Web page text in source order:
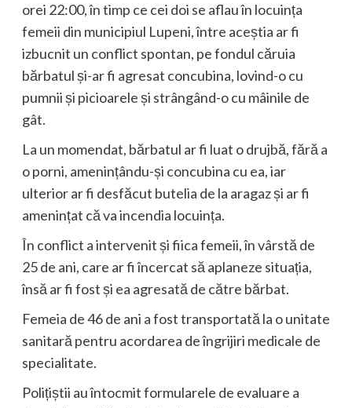
orei 22:00, în timp ce cei doi se aflau în locuința
femeii din municipiul Lupeni, între aceștia ar fi
izbucnit un conflict spontan, pe fondul căruia
bărbatul și-ar fi agresat concubina, lovind-o cu
pumnii și picioarele și strângând-o cu mâinile de
gât.
La un momendat, bărbatul ar fi luat o drujbă, fără a
o porni, amenințându-și concubina cu ea, iar
ulterior ar fi desfăcut butelia de la aragaz și ar fi
amenințat că va incendia locuința.
În conflict a intervenit și fiica femeii, în vârstă de
25 de ani, care ar fi încercat să aplaneze situația,
însă ar fi fost și ea agresată de către bărbat.
Femeia de 46 de ani a fost transportată la o unitate
sanitară pentru acordarea de îngrijiri medicale de
specialitate.
Polițiștii au întocmit formularele de evaluare a